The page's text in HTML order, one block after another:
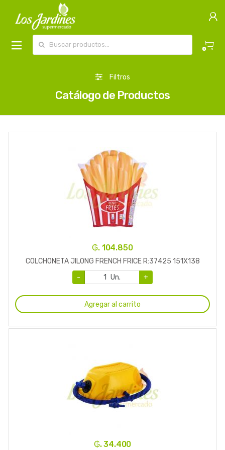
0
Filtros
Catálogo de Productos
₲. 104.850
COLCHONETA JILONG FRENCH FRICE R:37425 151X138
-
Un. +
Agregar al carrito
₲. 34.400